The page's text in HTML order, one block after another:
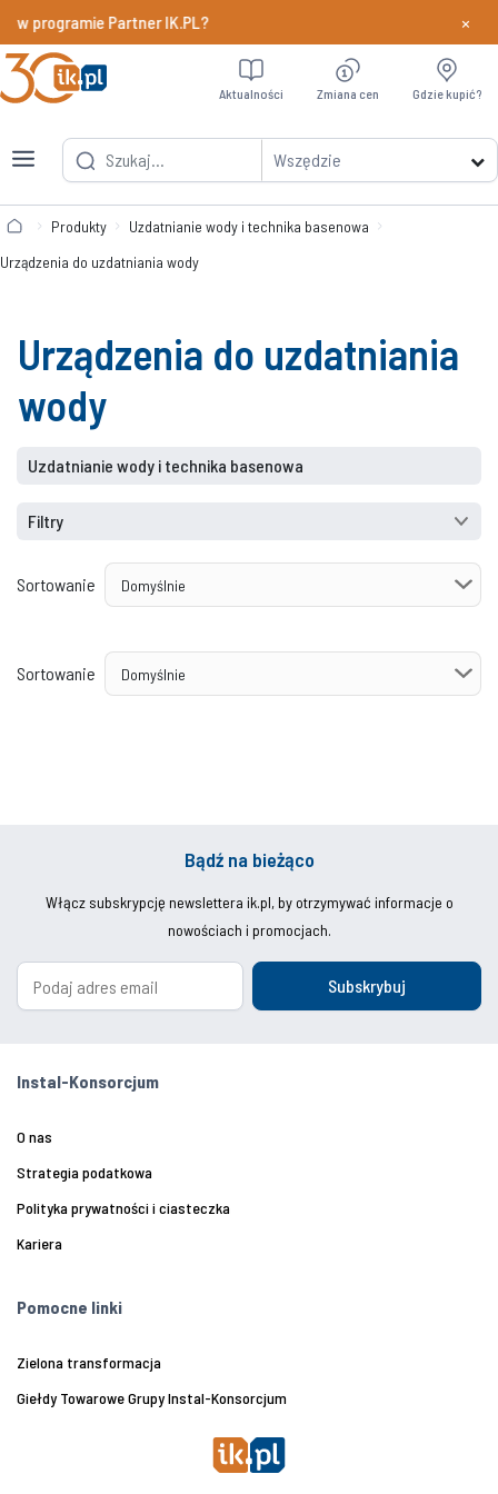
w programie Partner IK.PL? Dowiedz
×
Wszędzie
Aktualności Zmiana cen Gdzie kupić?
Produkty
Uzdatnianie wody i technika basenowa
Urządzenia do uzdatniania wody
Urządzenia do uzdatniania
wody
Uzdatnianie wody i technika basenowa
Filtry
Sortowanie
Sortowanie
Bądź na bieżąco
Włącz subskrypcję newslettera ik.pl, by otrzymywać informacje o
nowościach i promocjach.
Subskrybuj
Instal-Konsorcjum
O nas
Strategia podatkowa
Polityka prywatności i ciasteczka
Kariera
Pomocne linki
Zielona transformacja
Giełdy Towarowe Grupy Instal-Konsorcjum